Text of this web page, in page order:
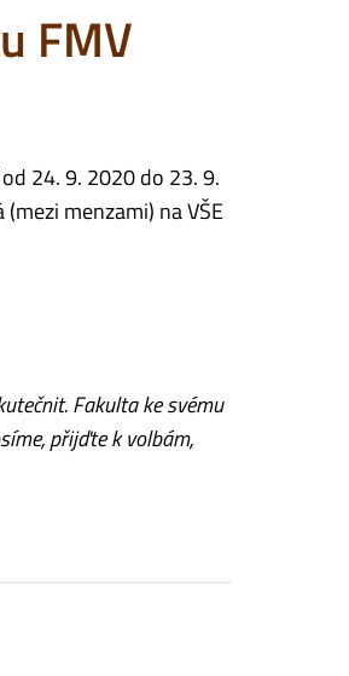
FMV
24. 9. 2020 do 23. 9.
menzami) na VŠE
Fakulta ke svému
přijďte k volbám,